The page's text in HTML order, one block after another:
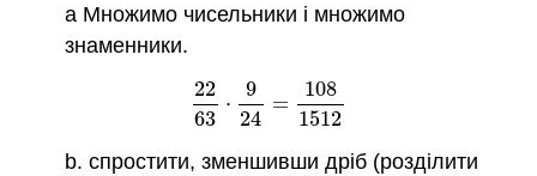
а Множимо чисельники і множимо
знаменники.
22
63
⋅
9
24
=
108
1512
2263⋅924= 1081512
b. спростити, зменшивши дріб (розділити